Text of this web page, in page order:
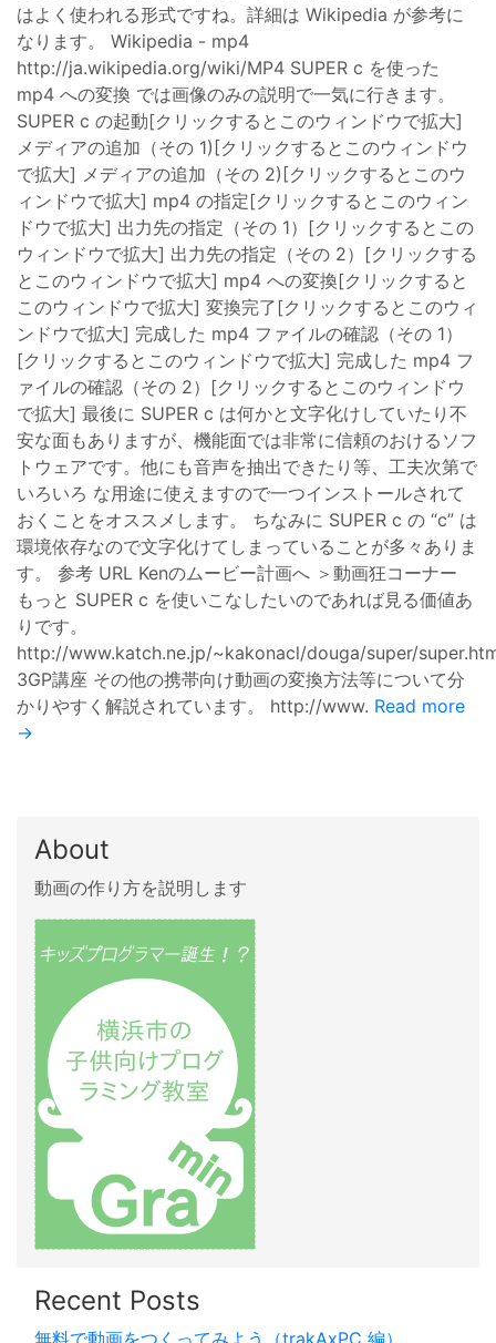
はよく使われる形式ですね。詳細は Wikipedia が参考に
なります。 Wikipedia - mp4
http://ja.wikipedia.org/wiki/MP4 SUPER c を使った
mp4 への変換 では画像のみの説明で一気に行きます。
SUPER c の起動[クリックするとこのウィンドウで拡大]
メディアの追加（その 1)[クリックするとこのウィンドウ
で拡大] メディアの追加（その 2)[クリックするとこのウ
ィンドウで拡大] mp4 の指定[クリックするとこのウィン
ドウで拡大] 出力先の指定（その 1）[クリックするとこの
ウィンドウで拡大] 出力先の指定（その 2）[クリックする
とこのウィンドウで拡大] mp4 への変換[クリックすると
このウィンドウで拡大] 変換完了[クリックするとこのウィ
ンドウで拡大] 完成した mp4 ファイルの確認（その 1）
[クリックするとこのウィンドウで拡大] 完成した mp4 フ
ァイルの確認（その 2）[クリックするとこのウィンドウ
で拡大] 最後に SUPER c は何かと文字化けしていたり不
安な面もありますが、機能面では非常に信頼のおけるソフ
トウェアです。他にも音声を抽出できたり等、工夫次第で
いろいろ な用途に使えますので一つインストールされて
おくことをオススメします。 ちなみに SUPER c の “c” は
環境依存なので文字化けてしまっていることが多々ありま
す。 参考 URL Kenのムービー計画へ ＞動画狂コーナー
もっと SUPER c を使いこなしたいのであれば見る価値あ
りです。
http://www.katch.ne.jp/~kakonacl/douga/super/
3GP講座 その他の携帯向け動画の変換方法等について分
かりやすく解説されています。 http://www. Read more
→
About
動画の作り方を説明します
Recent Posts
無料で動画をつくってみよう（trakAxPC 編）